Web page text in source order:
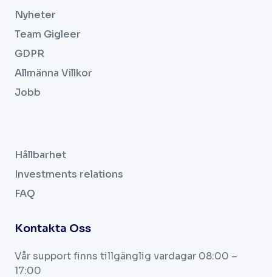
Nyheter
Team Gigleer
GDPR
Allmänna Villkor
Jobb
Hållbarhet
Investments relations
FAQ
Kontakta Oss
Vår support finns tillgänglig vardagar 08:00 –
17:00